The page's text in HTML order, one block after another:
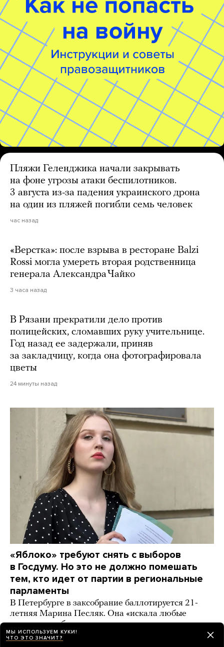
Пляжи Геленджика начали закрывать
на фоне угрозы атаки беспилотников.
3 августа из-за падения украинского дрона
на один из пляжей погибли семь человек
час назад
«Верстка»: после взрыва в ресторане Balzi
Rossi могла умереть вторая родственница
генерала Александра Чайко
3 часа назад
В Рязани прекратили дело против
полицейских, сломавших руку учительнице.
Год назад ее задержали, приняв
за закладчицу, когда она фотографировала
цветы
24 минуты назад
«Яблоко» требуют снять с выборов
в Госдуму. Но это не должно помешать
тем, кто идет от партии в региональные
парламенты
В Петербурге в заксобрание баллотируется 21-
летняя Марина Песляк. Она «искала любые
методы», чтобы агитировать за мир
ИСТОРИИ 2 часа назад
МЫ ИСПОЛЬЗУЕМ КУКИ!
ЧТО ЭТО ЗНАЧИТ?